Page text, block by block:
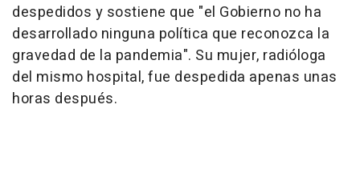
despedidos y sostiene que "el Gobierno no ha
desarrollado ninguna política que reconozca la
gravedad de la pandemia". Su mujer, radióloga
del mismo hospital, fue despedida apenas unas
horas después.